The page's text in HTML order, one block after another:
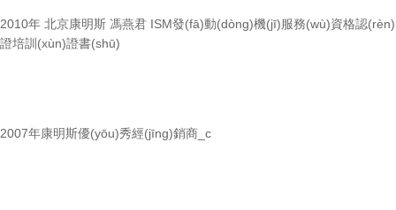
2010年 北京康明斯 馮燕君 ISM發(fā)動(dòng)機(jī)服務(wù)資格認(rèn)
證培訓(xùn)證書(shū)
2007年康明斯優(yōu)秀經(jīng)銷商_c